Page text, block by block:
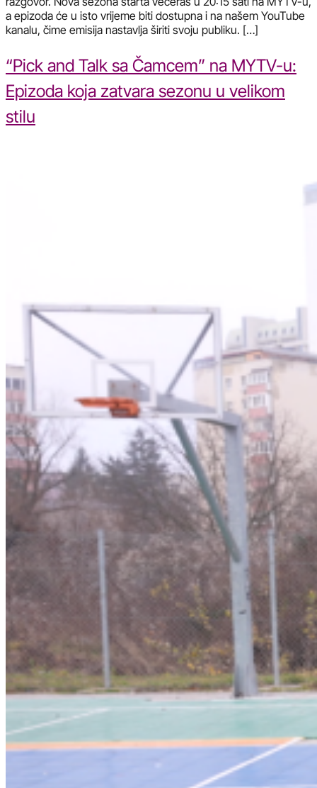
a epizoda će u isto vrijeme biti dostupna i na našem YouTube
kanalu, čime emisija nastavlja širiti svoju publiku. […]
“Pick and Talk sa Čamcem” na MYTV-u:
Epizoda koja zatvara sezonu u velikom
stilu